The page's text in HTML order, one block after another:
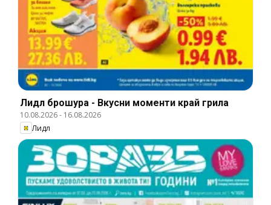
Лидл брошура - Вкусни моменти край грила
10.08.2026- 16.08.2026
Лидл